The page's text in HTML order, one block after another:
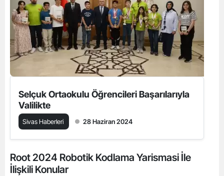
Selçuk Ortaokulu Öğrencileri Başarılarıyla
Valilikte
Sivas Haberleri 28 Haziran 2024
Root 2024 Robotik Kodlama Yarismasi İle
İlişkili Konular